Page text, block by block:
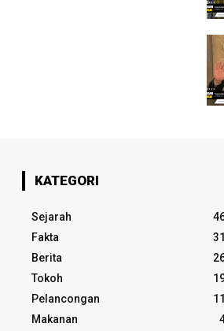
KATEGORI
Sejarah
Fakta
Berita
Tokoh
Pelancongan
Makanan